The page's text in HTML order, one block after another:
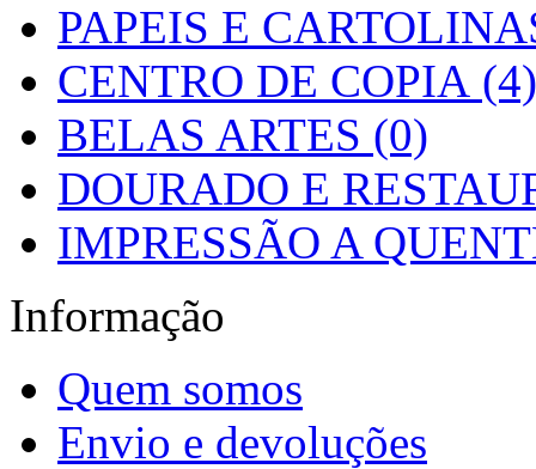
PAPEIS E
CENTRO DE COPIA (4)
BELAS ARTES (0)
DOURADO E
IMPRESSÃO A
Informação
Quem somos
Envio e devoluções